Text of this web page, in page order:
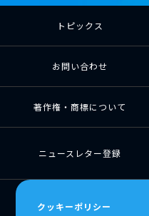
トピックス
お問い合わせ
著作権・商標について
ニュースレター登録
クッキーポリシー